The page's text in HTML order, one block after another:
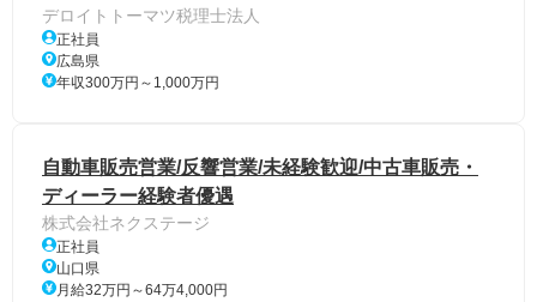
デロイトトーマツ税理士法人
正社員
広島県
年収300万円～1,000万円
自動車販売営業/反響営業/未経験歓迎/中古車販売・
ディーラー経験者優遇
株式会社ネクステージ
正社員
山口県
月給32万円～64万4,000円